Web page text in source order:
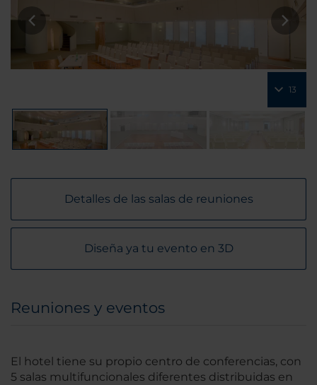
13
Detalles de las salas de reuniones
Diseña ya tu evento en 3D
Reuniones y eventos
El hotel tiene su propio centro de conferencias, con
5 salas multifuncionales diferentes distribuidas en